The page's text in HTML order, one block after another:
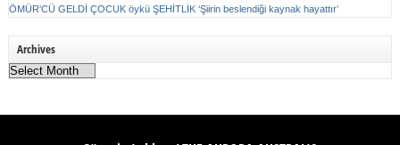
ÖMÜR'CÜ GELDİ ÇOCUK öykü ŞEHİTLİK ‘Şiirin beslendiği kaynak hayattır’
Archives
Archives